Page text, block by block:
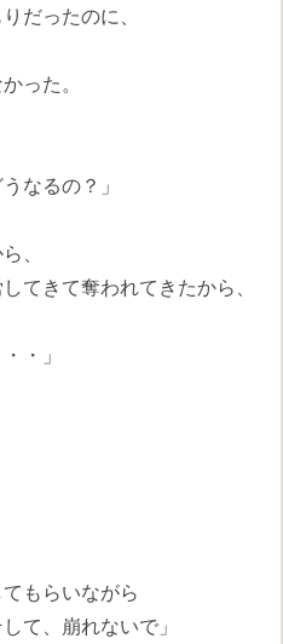
だったのに、
った。
なるの？」
、
てきて奪われてきたから、
・」
もらいながら
て、崩れないで」